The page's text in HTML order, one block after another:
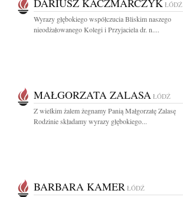
DARIUSZ KACZMARCZYK ŁÓDŹ
Wyrazy głębokiego współczucia Bliskim naszego
nieodżałowanego Kolegi i Przyjaciela dr. n....
MAŁGORZATA ZALASA ŁÓDŹ
Z wielkim żalem żegnamy Panią Małgorzatę Zalasę
Rodzinie składamy wyrazy głębokiego...
BARBARA KAMER ŁÓDŹ